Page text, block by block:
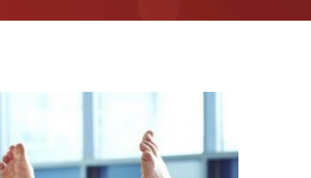
LINFODRENAGGIO